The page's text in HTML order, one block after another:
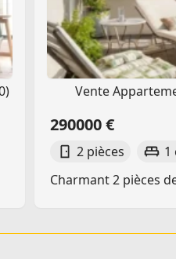
Vente
290000 €
2 pièces 1
Charmant 2 pièces